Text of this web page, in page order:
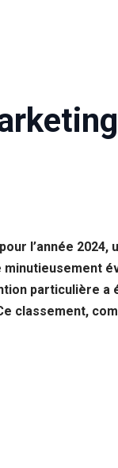
l’année
particulière
classement,